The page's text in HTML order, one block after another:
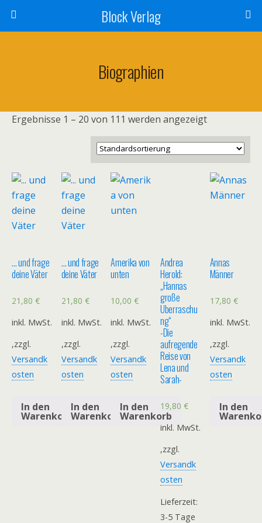
Block Verlag
Biographien
Ergebnisse 1 – 20 von 111 werden angezeigt
… und frage
deine Väter
21,80 €
inkl. MwSt.
,zzgl.
Versandk
osten
In den
Warenkorb
… und frage
deine Väter
21,80 €
inkl. MwSt.
,zzgl.
Versandk
osten
In den
Warenkorb
Amerika von
unten
10,00€
inkl. MwSt.
,zzgl.
Versandk
osten
In den
Warenkorb
Andrea
Herold:
„Hannas
große
Überraschu
ng“
-Die
aufregende
Reise von
Lena und
Sarah-
19,80 €
inkl. MwSt.
,zzgl.
Versandk
osten
Lieferzeit:
3-5 Tage
Annas
Männer
17,80 €
inkl. MwSt.
,zzgl.
Versandk
osten
In den